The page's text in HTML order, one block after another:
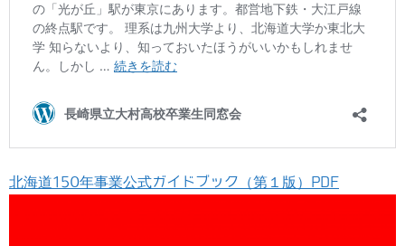
北海道150年事業公式ガイドブック（第１版）PDF